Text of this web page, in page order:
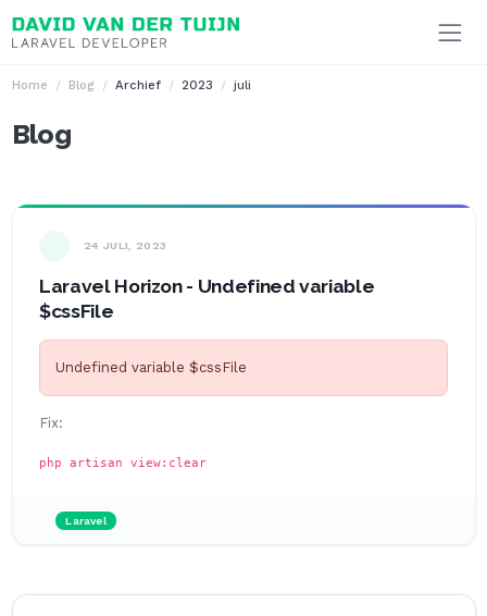
Ga naar inhoud
Home Blog Archief 2023 juli
Blog
24 JULI, 2023
Laravel Horizon - Undefined variable
$cssFile
Undefined variable $cssFile
Fix:
php artisan view:clear
Laravel